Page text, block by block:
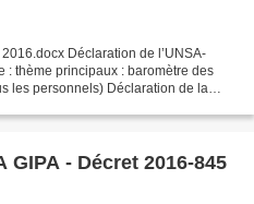
Déclaration de l’UNSA-
: thème principaux : baromètre des
les personnels) Déclaration de la
GIPA - Décret 2016-845